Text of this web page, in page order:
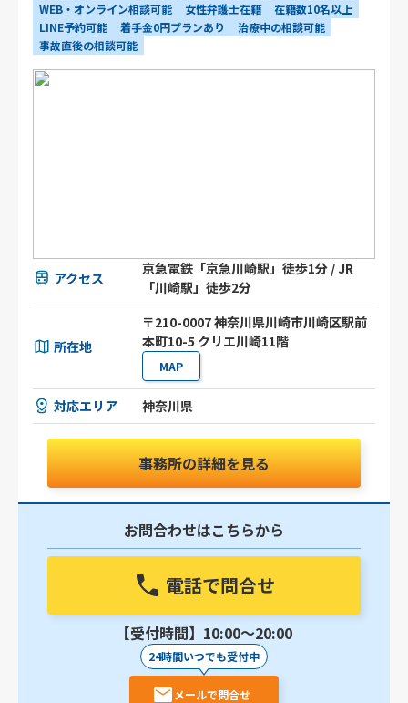
WEB・オンライン相談可能
女性弁護士在籍
在籍数10名以上
LINE予約可能
着手金0円プランあり
治療中の相談可能
事故直後の相談可能
アクセス
京急電鉄「京急川崎駅」徒歩1分 / JR
「川崎駅」徒歩2分
所在地
〒210-0007 神奈川県川崎市川崎区駅前
本町10-5 クリエ川崎11階
MAP
対応エリア 神奈川県
事務所の詳細を見る
お問合わせはこちらから
電話で問合せ
【受付時間】10:00〜20:00
24時間いつでも受付中
メールで問合せ